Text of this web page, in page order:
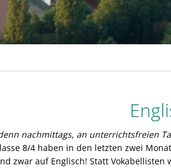
nachmittags, an unterrichtsfreien
8/4 haben in den letzten zwei
zwar auf Englisch! Statt